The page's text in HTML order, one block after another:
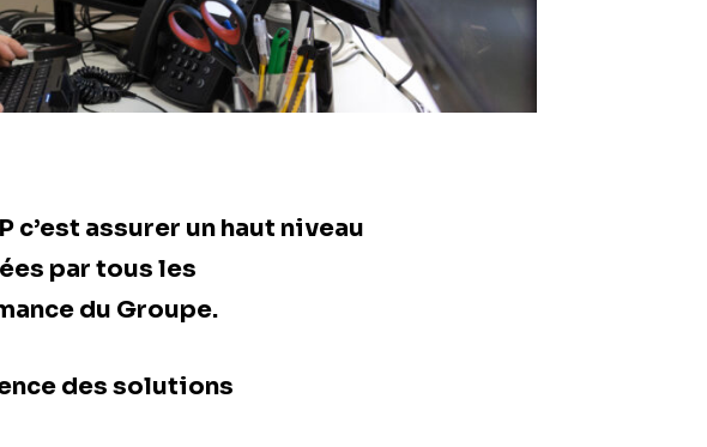
c’est assurer un haut niveau
par tous les
du Groupe.
des solutions